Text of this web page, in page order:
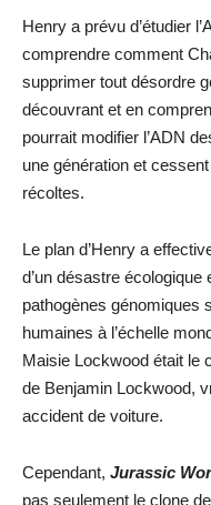
Henry a prévu d’étudier
comprendre comment
supprimer tout désordre
découvrant et en
pourrait modifier l’ADN
une génération et
récoltes.
Le plan d’Henry a
d’un désastre
pathogènes génomiques
humaines à l’échelle
Maisie Lockwood était le
de Benjamin Lockwood,
accident de voiture.
Cependant, Jurassic
pas seulement le clone